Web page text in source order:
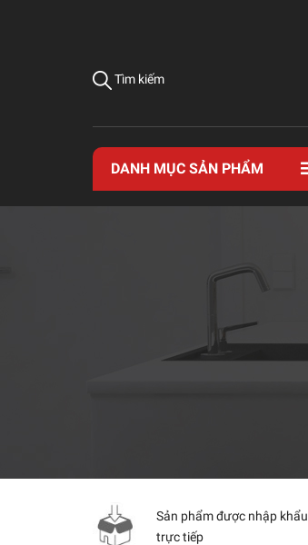
Tìm kiếm
DANH MỤC SẢN PHẨM
Sản phẩm được nhập khẩu
trực tiếp